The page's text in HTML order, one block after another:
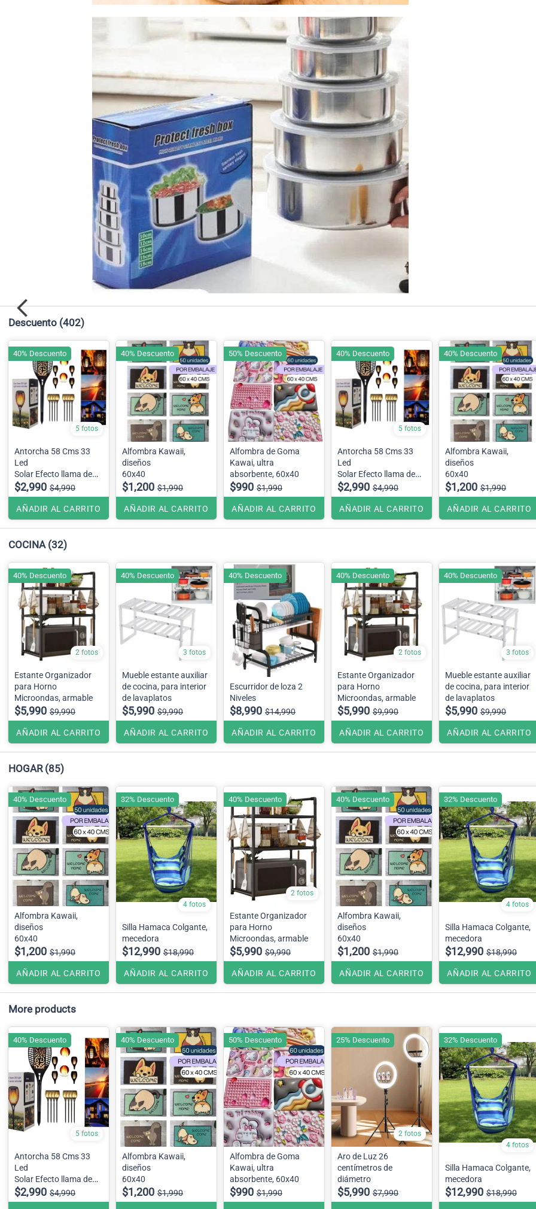
Descuento (402)
5 fotos
Antorcha 58 Cms 33
Led
Solar Efecto llama de
fuego
$2,990 $4,990
AÑADIR AL CARRITO
40% Descuento
Alfombra Kawaii,
diseños
60x40
$1,200 $1,990
AÑADIR AL CARRITO
40% Descuento
Alfombra de Goma
Kawai, ultra
absorbente, 60x40
$990 $1,990
AÑADIR AL CARRITO
50% Descuento
5 fotos
Antorcha 58 Cms 33
Led
Solar Efecto llama de
fuego
$2,990 $4,990
AÑADIR AL CARRITO
40% Descuento
Alfombra Kawaii,
diseños
60x40
$1,200 $1,990
AÑADIR AL CARRITO
40% Descuento
COCINA (32)
2 fotos
Estante Organizador
para Horno
Microondas, armable
$5,990 $9,990
AÑADIR AL CARRITO
40% Descuento
3 fotos
Mueble estante auxiliar
de cocina, para interior
de lavaplatos
$5,990 $9,990
AÑADIR AL CARRITO
40% Descuento
Escurridor de loza 2
Niveles
$8,990 $14,990
AÑADIR AL CARRITO
40% Descuento
2 fotos
Estante Organizador
para Horno
Microondas, armable
$5,990 $9,990
AÑADIR AL CARRITO
40% Descuento
3 fotos
Mueble estante auxiliar
de cocina, para interior
de lavaplatos
$5,990 $9,990
AÑADIR AL CARRITO
40% Descuento
HOGAR (85)
Alfombra Kawaii,
diseños
60x40
$1,200 $1,990
AÑADIR AL CARRITO
40% Descuento
4 fotos
Silla Hamaca Colgante,
mecedora
$12,990 $18,990
AÑADIR AL CARRITO
32% Descuento
2 fotos
Estante Organizador
para Horno
Microondas, armable
$5,990 $9,990
AÑADIR AL CARRITO
40% Descuento
Alfombra Kawaii,
diseños
60x40
$1,200 $1,990
AÑADIR AL CARRITO
40% Descuento
4 fotos
Silla Hamaca Colgante,
mecedora
$12,990 $18,990
AÑADIR AL CARRITO
32% Descuento
More products
5 fotos
Antorcha 58 Cms 33
Led
Solar Efecto llama de
fuego
$2,990 $4,990
40% Descuento
Alfombra Kawaii,
diseños
60x40
$1,200 $1,990
40% Descuento
Alfombra de Goma
Kawai, ultra
absorbente, 60x40
$990 $1,990
50% Descuento
2 fotos
Aro de Luz 26
centímetros de
diámetro
$5,990 $7,990
25% Descuento
4 fotos
Silla Hamaca Colgante,
mecedora
$12,990 $18,990
32% Descuento